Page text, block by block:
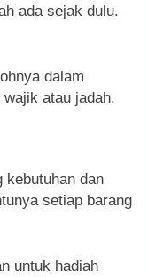
ada sejak dulu.
dalam
atau jadah.
kebutuhan dan
setiap barang
untuk hadiah